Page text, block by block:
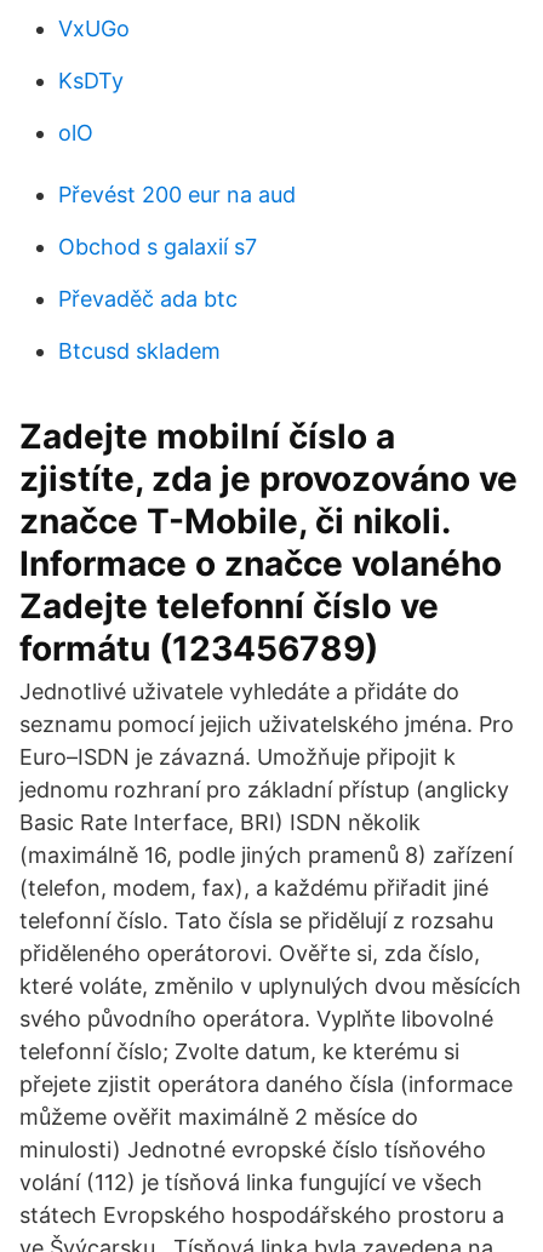
VxUGo
KsDTy
olO
Převést 200 eur na aud
Obchod s galaxií s7
Převaděč ada btc
Btcusd skladem
Zadejte mobilní číslo a
zjistíte, zda je provozováno ve
značce T-Mobile, či nikoli.
Informace o značce volaného
Zadejte telefonní číslo ve
formátu (123456789)
Jednotlivé uživatele vyhledáte a přidáte do
seznamu pomocí jejich uživatelského jména. Pro
Euro–ISDN je závazná. Umožňuje připojit k
jednomu rozhraní pro základní přístup (anglicky
Basic Rate Interface, BRI) ISDN několik
(maximálně 16, podle jiných pramenů 8) zařízení
(telefon, modem, fax), a každému přiřadit jiné
telefonní číslo. Tato čísla se přidělují z rozsahu
přiděleného operátorovi. Ověřte si, zda číslo,
které voláte, změnilo v uplynulých dvou měsících
svého původního operátora. Vyplňte libovolné
telefonní číslo; Zvolte datum, ke kterému si
přejete zjistit operátora daného čísla (informace
můžeme ověřit maximálně 2 měsíce do
minulosti) Jednotné evropské číslo tísňového
volání (112) je tísňová linka fungující ve všech
státech Evropského hospodářského prostoru a